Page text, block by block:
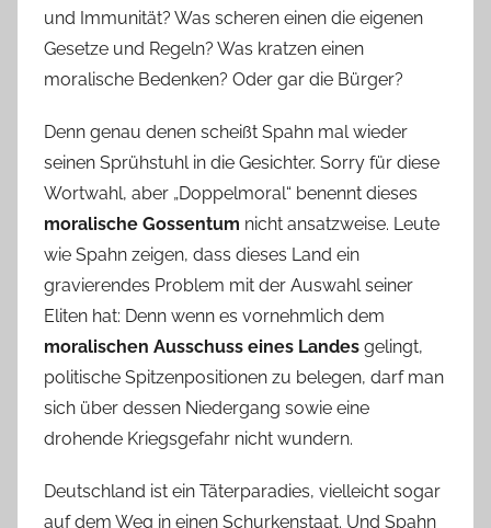
und Immunität? Was scheren einen die eigenen
Gesetze und Regeln? Was kratzen einen
moralische Bedenken? Oder gar die Bürger?
Denn genau denen scheißt Spahn mal wieder
seinen Sprühstuhl in die Gesichter. Sorry für diese
Wortwahl, aber „Doppelmoral“ benennt dieses
moralische Gossentum nicht ansatzweise. Leute
wie Spahn zeigen, dass dieses Land ein
gravierendes Problem mit der Auswahl seiner
Eliten hat: Denn wenn es vornehmlich dem
moralischen Ausschuss eines Landes gelingt,
politische Spitzenpositionen zu belegen, darf man
sich über dessen Niedergang sowie eine
drohende Kriegsgefahr nicht wundern.
Deutschland ist ein Täterparadies, vielleicht sogar
auf dem Weg in einen Schurkenstaat. Und Spahn